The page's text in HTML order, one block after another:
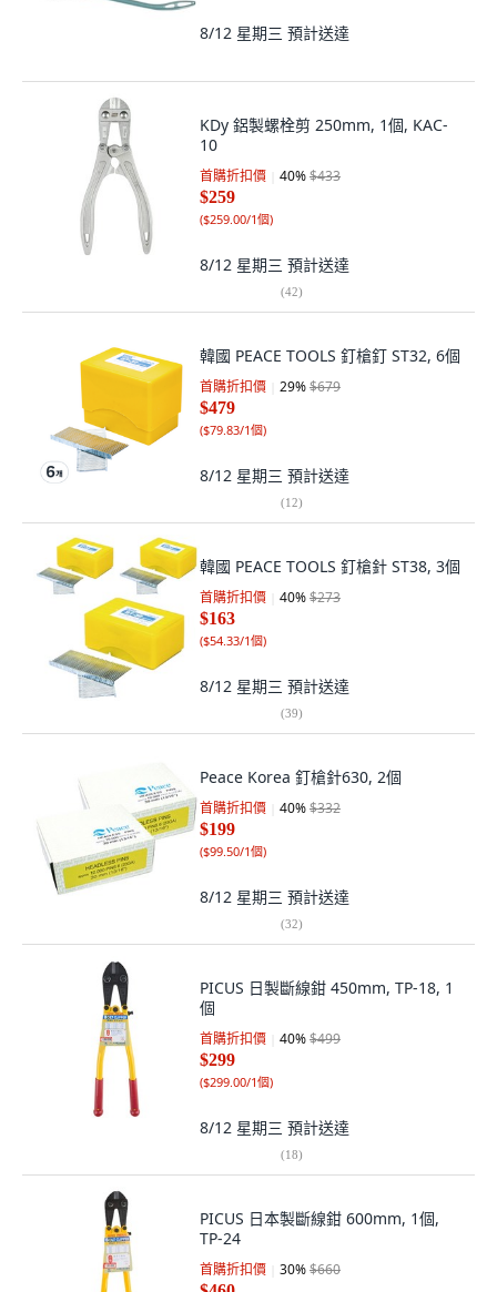
8/12 星期三 預計送達
KDy 鋁製螺栓剪 250mm, 1個, KAC-
10
首購折扣價 40%$433
$259
($259.00/1個)
8/12 星期三 預計送達
(42)
韓國 PEACE TOOLS 釘槍釘 ST32, 6個
首購折扣價 29%$679
$479
($79.83/1個)
8/12 星期三 預計送達
(12)
韓國 PEACE TOOLS 釘槍針 ST38, 3個
首購折扣價 40%$273
$163
($54.33/1個)
8/12 星期三 預計送達
(39)
Peace Korea 釘槍針630, 2個
首購折扣價 40%$332
$199
($99.50/1個)
8/12 星期三 預計送達
(32)
PICUS 日製斷線鉗 450mm, TP-18, 1
個
首購折扣價 40%$499
$299
($299.00/1個)
8/12 星期三 預計送達
(18)
PICUS 日本製斷線鉗 600mm, 1個,
TP-24
首購折扣價 30%$660